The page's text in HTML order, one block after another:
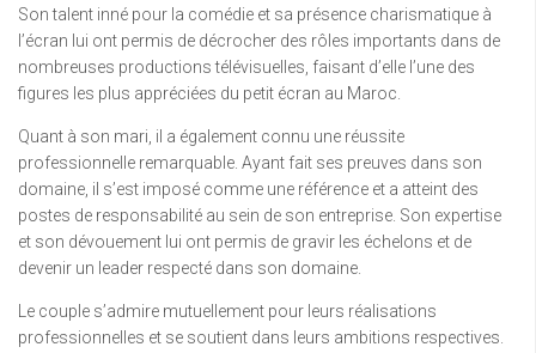
Son talent inné pour la comédie et sa présence charismatique à
l’écran lui ont permis de décrocher des rôles importants dans de
nombreuses productions télévisuelles, faisant d’elle l’une des
figures les plus appréciées du petit écran au Maroc.
Quant à son mari, il a également connu une réussite
professionnelle remarquable. Ayant fait ses preuves dans son
domaine, il s’est imposé comme une référence et a atteint des
postes de responsabilité au sein de son entreprise. Son expertise
et son dévouement lui ont permis de gravir les échelons et de
devenir un leader respecté dans son domaine.
Le couple s’admire mutuellement pour leurs réalisations
professionnelles et se soutient dans leurs ambitions respectives.